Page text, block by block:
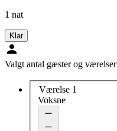
1 nat
Klar
Valgt antal gæster og værelser
Værelse 1
Voksne